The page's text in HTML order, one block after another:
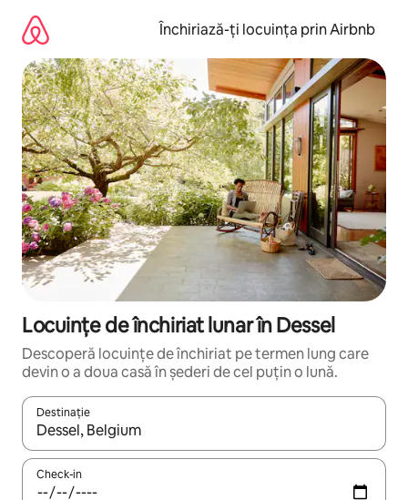
mergi
conținut
Închiriază-ți locuința prin Airbnb
Locuințe de închiriat lunar în Dessel
Descoperă locuințe de închiriat pe termen lung care
devin o a doua casă în șederi de cel puțin o lună.
Destinație
Când se încarcă rezultatele, navighează folosind tastele
Check-in